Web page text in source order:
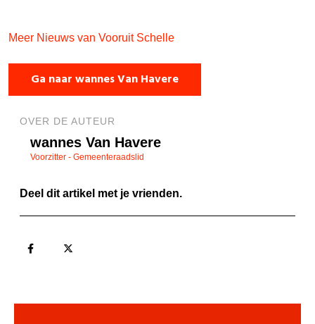
Meer Nieuws van Vooruit Schelle
Ga naar wannes Van Havere
OVER DE AUTEUR
wannes Van Havere
Voorzitter - Gemeenteraadslid
Deel dit artikel met je vrienden.